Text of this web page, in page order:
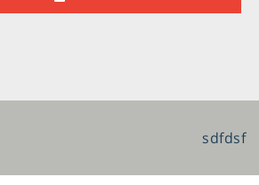
sdfdsf